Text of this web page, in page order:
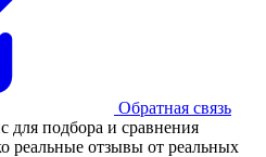
Обратная связь
подбора и сравнения
реальные отзывы от реальных